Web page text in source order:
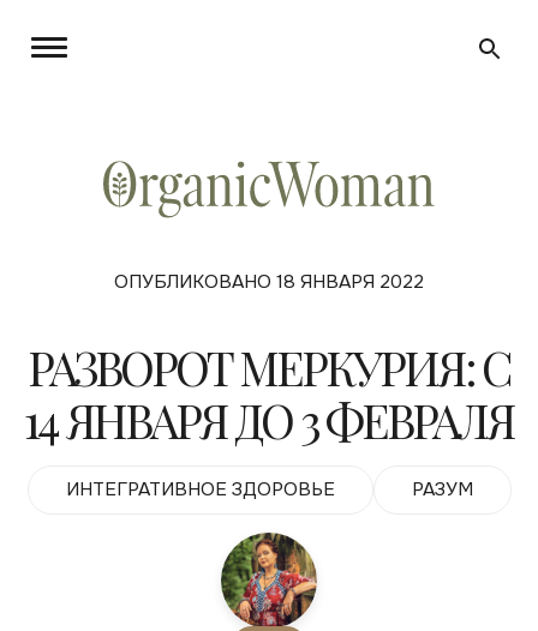
ОПУБЛИКОВАНО 18 ЯНВАРЯ 2022
РАЗВОРОТ МЕРКУРИЯ: С
14 ЯНВАРЯ ДО 3 ФЕВРАЛЯ
ИНТЕГРАТИВНОЕ ЗДОРОВЬЕ РАЗУМ